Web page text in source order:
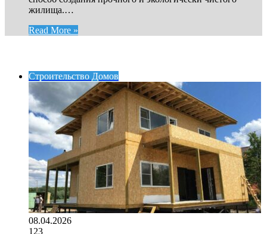
жилища.…
Read More »
Строительство Домов
08.04.2026
123